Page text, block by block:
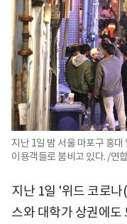
지난 1일 밤 서울 마포구 홍
이용객들로 붐비고 있다. /연
지난 1일 '위드 코로
스와 대학가 상권에도